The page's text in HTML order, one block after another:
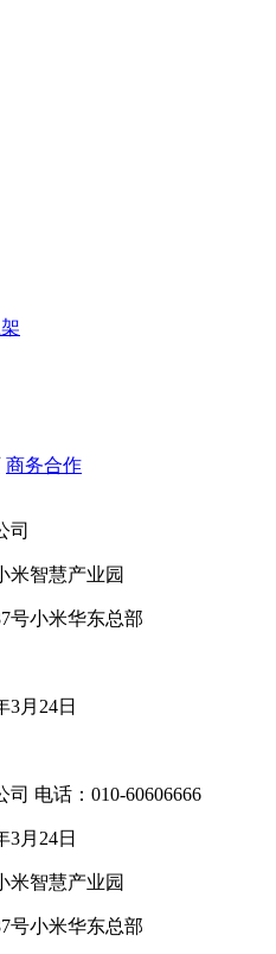
商务合作
司
米智慧产业园
号小米华东总部
3月24日
电话：010-60606666
3月24日
米智慧产业园
号小米华东总部